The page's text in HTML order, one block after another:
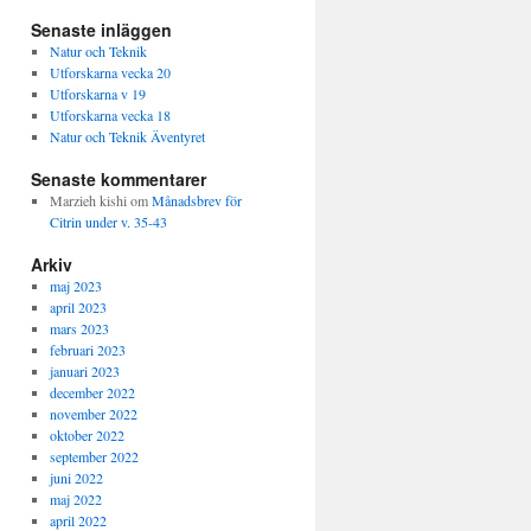
Senaste inläggen
Natur och Teknik
Utforskarna vecka 20
Utforskarna v 19
Utforskarna vecka 18
Natur och Teknik Äventyret
Senaste kommentarer
Marzieh kishi omMånadsbrev för
Citrin under v. 35-43
Arkiv
maj 2023
april 2023
mars 2023
februari 2023
januari 2023
december 2022
november 2022
oktober 2022
september 2022
juni 2022
maj 2022
april 2022